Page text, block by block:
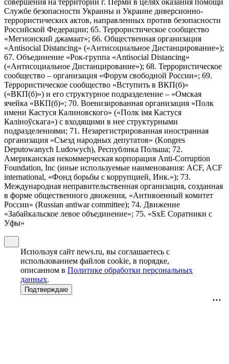
совершения на территории г. Перми в целях оказания помощи
Службе безопасности Украины и Украине диверсионно-
террористических актов, направленных против безопасности
Российской Федерации; 65. Террористическое сообщество
«Мегионский джамаат»; 66. Общественная организация
«Antisocial Distancing» («Антисоциальное Дистанцирование»);
67. Объединение «Рок-группа «Antisocial Distancing»
(«Антисоциальное Дистанцирование»); 68. Террористическое
сообщество – организация «Форум свободной России»; 69.
Террористическое сообщество «Вступить в ВКП(б)»
(«ВКП(б)») и его структурное подразделение – «Омская
ячейка «ВКП(б)»; 70. Военизированная организация «Полк
имени Кастуся Калиновского» («Полк iмя Кастуся
Калiноўскага») с входящими в нее структурными
подразделениями; 71. Незарегистрированная иностранная
организация «Съезд народных депутатов» (Kongres
Deputowanych Ludowych), Республика Польша; 72.
Американская некоммерческая корпорация Anti-Corruption
Foundation, Inc (иные используемые наименования: ACF, ACF
international, «Фонд борьбы с коррупцией, Инк.»); 73.
Международная неправительственная организация, созданная
в форме общественного движения, «Антивоенный комитет
России» (Russian antiwar committee); 74. Движение
«Забайкальское левое объединение»; 75. «SxE Соратники с
Уфы»
Используя сайт news.ru, вы соглашаетесь с
использованием файлов cookie, в порядке,
описанном в Политике обработки персональных
данных.
Подтверждаю